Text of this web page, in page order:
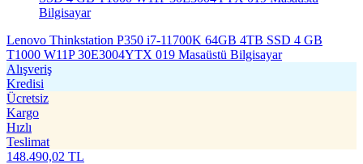
Lenovo Thinkstation P350 i7-11700K 64GB 4TB SSD 4 GB
T1000 W11P 30E3004YTX 019 Masaüstü Bilgisayar
Alışveriş
Kredisi
Ücretsiz
Kargo
Hızlı
Teslimat
148.490,02 TL